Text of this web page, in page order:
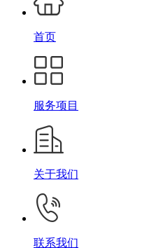
首页
服务项目
关于我们
联系我们